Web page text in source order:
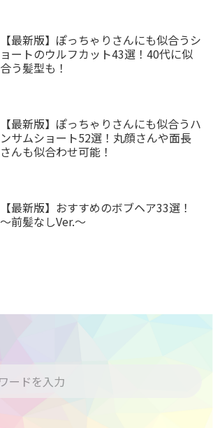
【最新版】ぽっちゃりさんにも似合うシ
ョートのウルフカット43選！40代に似
合う髪型も！
【最新版】ぽっちゃりさんにも似合うハ
ンサムショート52選！丸顔さんや面長
さんも似合わせ可能！
【最新版】おすすめのボブヘア33選！
～前髪なしVer.～